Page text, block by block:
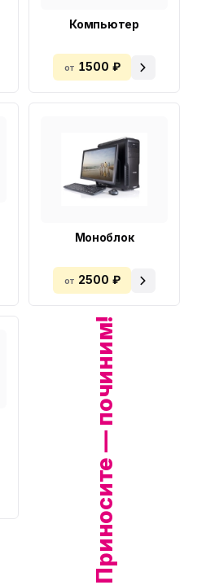
Компьютер
от 1500 ₽
Моноблок
от 2500 ₽
Приносите — починим!